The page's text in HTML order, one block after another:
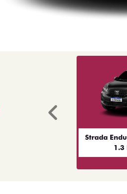
Strada
1.3
Anterior